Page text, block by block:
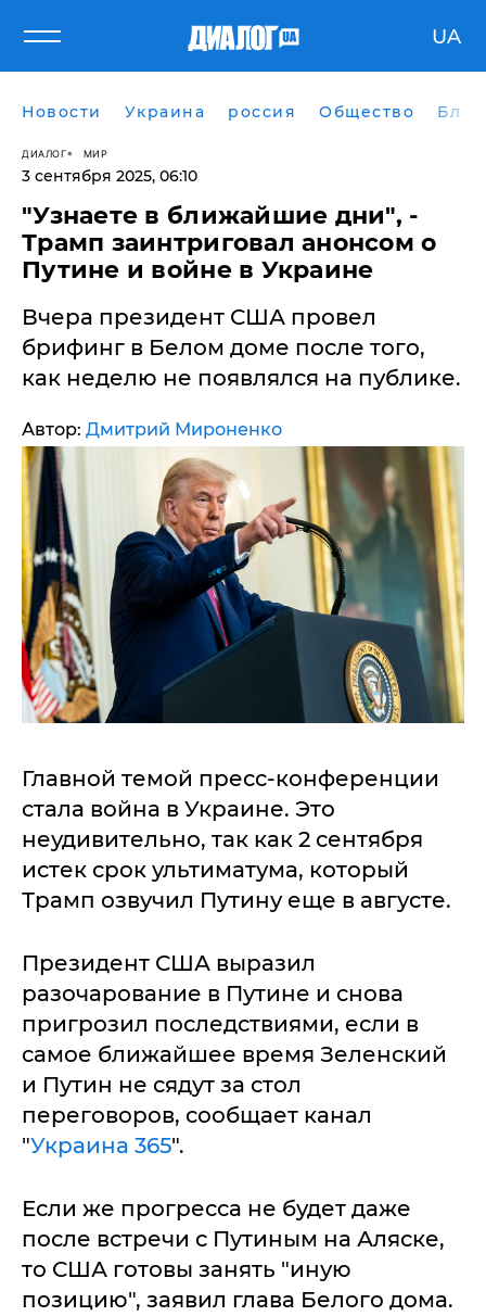
UA
Новости Украина россия Общество
ДИАЛОГ МИР
3 сентября 2025, 06:10
​"Узнаете в ближайшие дни", -
Трамп заинтриговал анонсом о
Путине и войне в Украине
Вчера президент США провел
брифинг в Белом доме после того,
как неделю не появлялся на публике.
Автор: Дмитрий Мироненко
Главной темой пресс-конференции
стала война в Украине. Это
неудивительно, так как 2 сентября
истек срок ультиматума, который
Трамп озвучил Путину еще в августе.
Президент США выразил
разочарование в Путине и снова
пригрозил последствиями, если в
самое ближайшее время Зеленский
и Путин не сядут за стол
переговоров, сообщает канал
"Украина 365".
Если же прогресса не будет даже
после встречи с Путиным на Аляске,
то США готовы занять "иную
позицию", заявил глава Белого дома.